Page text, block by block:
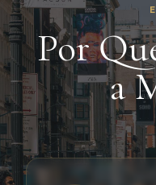
Por
a